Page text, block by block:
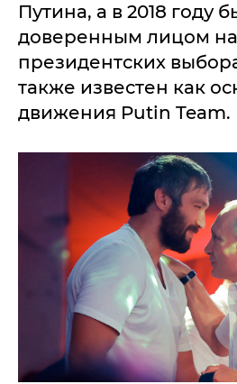
Путина, а в 2018 году
доверенным лицом на
президентских
также известен как
движения Putin Team.